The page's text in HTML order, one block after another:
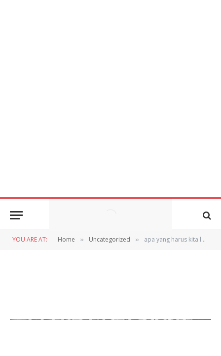
YOU ARE AT: Home » Uncategorized » apa yang harus kita lakukan untuk menghemat energi listrik